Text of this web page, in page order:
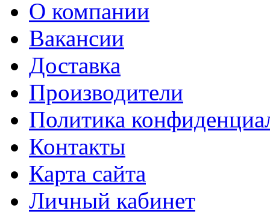
О компании
Вакансии
Доставка
Производители
Политика
Контакты
Карта сайта
Личный кабинет